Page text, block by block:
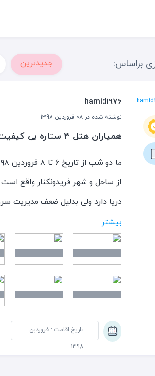
براساس: جدیدترین
hamid1976
نوشته شده در 08 فروردین 1398
همیاران هتل ۳ ستاره بی کیفیت
از ساحل و شهر فریدونکنار واقع
دریا دارد ولی بدلیل ضعف مدیریت
وجود دارد ولی حوله حمام و حوله
چراغ راهروها نیز خاموش هستند و
فقط خیار و گوجه ،پنیر ،کره گیاهی
ظرف خیار و گوجه اضافه شد پرسنل
فرم داشتند و نه پاسخ گو بودند .
تحمل تر خواهد بود . و اگر به جای
بیشتر
تاریخ اقامت : فروردین
1398